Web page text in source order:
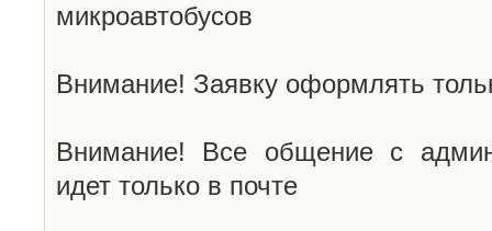
микроавтобусов
Внимание! Заявку оформлять
Внимание! Все общение с
идет только в почте